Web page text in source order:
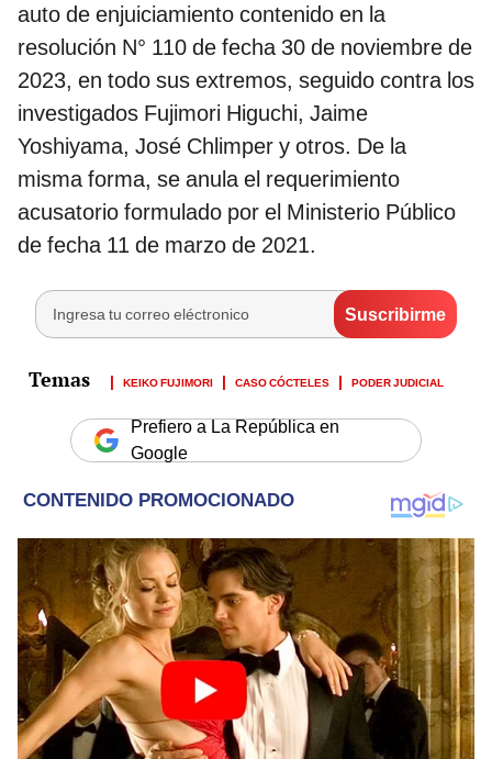
auto de enjuiciamiento contenido en la
resolución N° 110 de fecha 30 de noviembre de
2023, en todo sus extremos, seguido contra los
investigados Fujimori Higuchi, Jaime
Yoshiyama, José Chlimper y otros. De la
misma forma, se anula el requerimiento
acusatorio formulado por el Ministerio Público
de fecha 11 de marzo de 2021.
KEIKO FUJIMORI CASO CÓCTELES PODER JUDICIAL
Prefiero a La República en
Google